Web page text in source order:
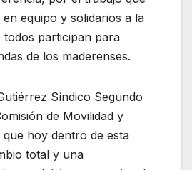
equipo y solidarios a la
participan para
de los maderenses.
Síndico Segundo
de Movilidad y
hoy dentro de esta
total y una